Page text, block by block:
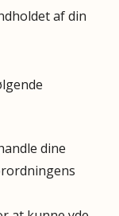
af din
dine